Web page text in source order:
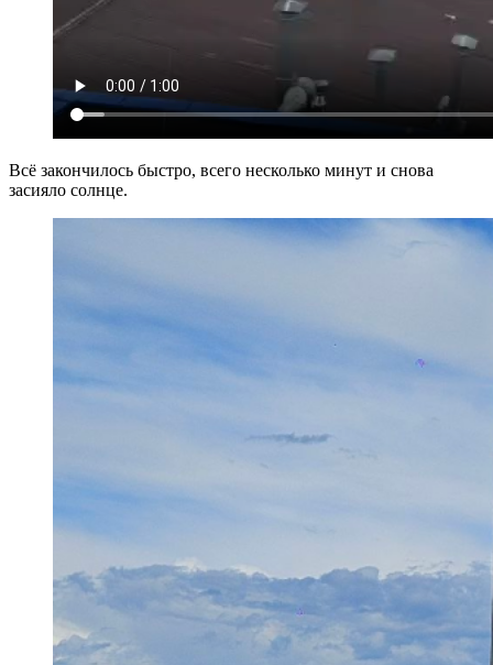
Всё закончилось быстро, всего несколько минут и снова
засияло солнце.